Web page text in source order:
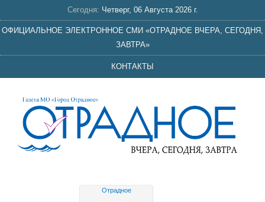
Сегодня: Четверг, 06 Августа 2026 г.
ОФИЦИАЛЬНОЕ ЭЛЕКТРОННОЕ СМИ «ОТРАДНОЕ ВЧЕРА, СЕГОДНЯ,
ЗАВТРА»
КОНТАКТЫ
Отрадное